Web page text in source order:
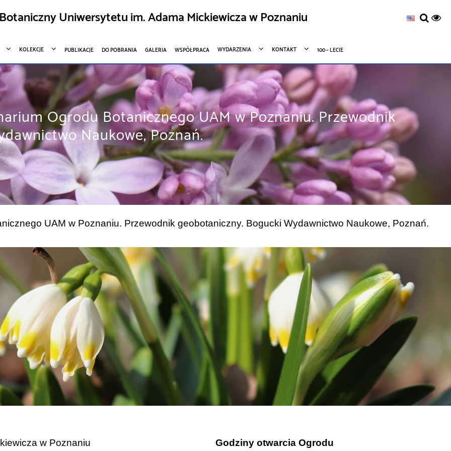
Uniwersytetu im. Adama Mickiewicza w Poznaniu
KOLEKCJE PUBLIKACJE DO POBRANIA GALERIA WSPÓŁPRACA WYDARZENIA KONTAKT 100 – LECIE
Ogrodu Botanicznego UAM w Poznaniu. Przewodnik
Naukowe, Poznań.
UAM w Poznaniu. Przewodnik geobotaniczny. Bogucki Wydawnictwo Naukowe, Poznań.
w Poznaniu Godziny otwarcia Ogrodu